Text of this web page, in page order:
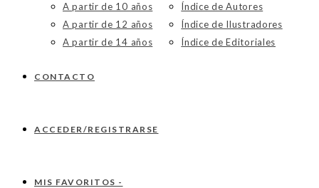
A partir de 10 años
A partir de 12 años
A partir de 14 años
Índice de Autores
Índice de Ilustradores
Índice de Editoriales
CONTACTO
ACCEDER/REGISTRARSE
MIS FAVORITOS -